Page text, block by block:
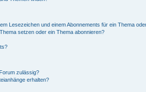
Lesezeichen und einem Abonnements für ein Thema
setzen oder ein Thema abonnieren?
zulässig?
erhalten?